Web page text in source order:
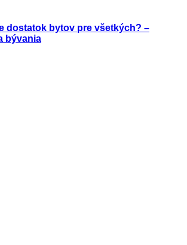
dostatok bytov pre všetkých? –
bývania